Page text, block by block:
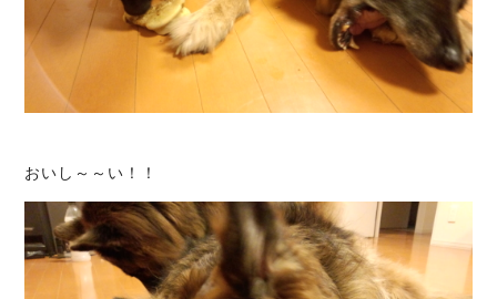
おいし～～い！！